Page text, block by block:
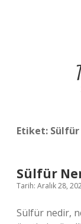
Etiket:
Sülfür
Tarih: Aralık 28,
Sülfür nedir,